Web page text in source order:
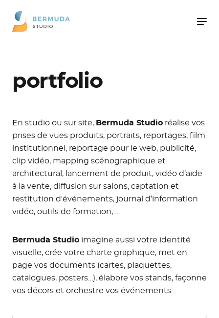
portfolio
En studio ou sur site, Bermuda Studio réalise vos
prises de vues produits, portraits, reportages, film
institutionnel, reportage pour le web, publicité,
clip vidéo, mapping scénographique et
architectural, lancement de produit, vidéo d’aide
à la vente, diffusion sur salons, captation et
restitution d'événements, journal d’information
vidéo, outils de formation, …
Bermuda Studio imagine aussi votre identité
visuelle, crée votre charte graphique, met en
page vos documents (cartes, plaquettes,
catalogues, posters…), élabore vos stands, façonne
vos décors et orchestre vos événements.